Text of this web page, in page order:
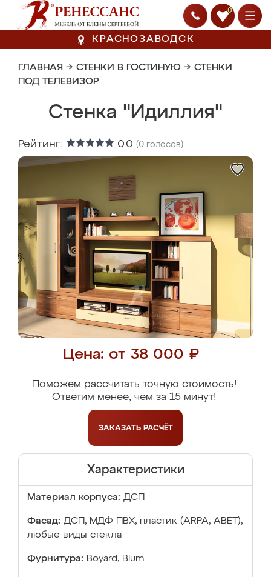
0
КРАСНОЗАВОДСК
ГЛАВНАЯ → СТЕНКИ В ГОСТИНУЮ → СТЕНКИ
ПОД ТЕЛЕВИЗОР
Стенка "Идиллия"
Рейтинг: 0.0 (0 голосов)
Цена: от 38 000 ₽
Поможем рассчитать точную стоимость!
Ответим менее, чем за 15 минут!
ЗАКАЗАТЬ РАСЧЁТ
Характеристики
Материал корпуса: ДСП
Фасад: ДСП, МДФ ПВХ, пластик (ARPA, ABET),
любые виды стекла
Фурнитура: Boyard, Blum